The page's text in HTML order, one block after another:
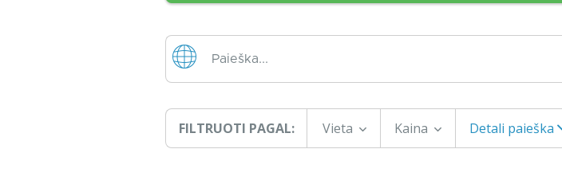
FILTRUOTI PAGAL: Vieta Kaina Detali paieška